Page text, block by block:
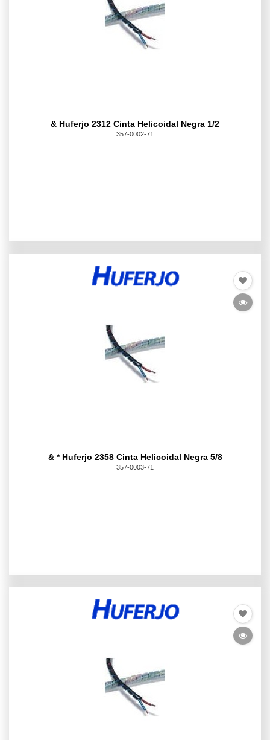
& Huferjo 2312 Cinta Helicoidal Negra 1/2
357-0002-71
& * Huferjo 2358 Cinta Helicoidal Negra 5/8
357-0003-71